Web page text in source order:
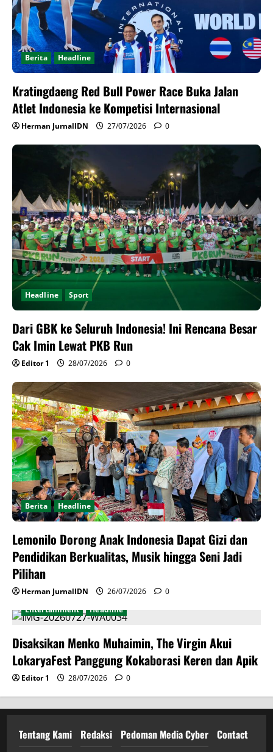
Berita Headline
Kratingdaeng Red Bull Power Race Buka Jalan
Atlet Indonesia ke Kompetisi Internasional
Herman JurnalIDN 27/07/2026 0
Headline Sport
Dari GBK ke Seluruh Indonesia! Ini Rencana Besar
Cak Imin Lewat PKB Run
Editor 1 28/07/2026 0
Berita Headline
Lemonilo Dorong Anak Indonesia Dapat Gizi dan
Pendidikan Berkualitas, Musik hingga Seni Jadi
Pilihan
Herman JurnalIDN 26/07/2026
0
Entertainment
Headline
Disaksikan Menko Muhaimin, The Virgin Akui
LokaryaFest Panggung Kokaborasi Keren dan Apik
Editor 1 28/07/2026 0
Tentang Kami Redaksi Pedoman Media Cyber Contact